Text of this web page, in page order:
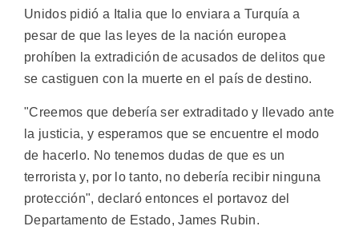
Unidos pidió a Italia que lo enviara a Turquía a
pesar de que las leyes de la nación europea
prohíben la extradición de acusados de delitos que
se castiguen con la muerte en el país de destino.
"Creemos que debería ser extraditado y llevado ante
la justicia, y esperamos que se encuentre el modo
de hacerlo. No tenemos dudas de que es un
terrorista y, por lo tanto, no debería recibir ninguna
protección", declaró entonces el portavoz del
Departamento de Estado, James Rubin.